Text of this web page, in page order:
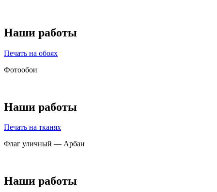
Наши работы
Печать на обоях
Фотообои
Наши работы
Печать на тканях
Флаг уличный — Арбан
Наши работы